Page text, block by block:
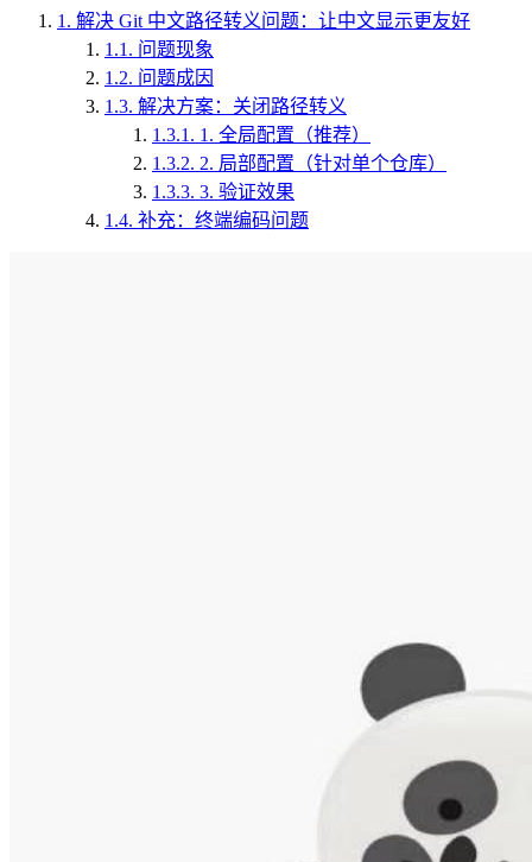
1. 解决 Git 中文路径转义问题：让中文显示更友好
1.1. 问题现象
1.2. 问题成因
1.3. 解决方案：关闭路径转义
1.3.1. 1. 全局配置（推荐）
1.3.2. 2. 局部配置（针对单个仓库）
1.3.3. 3. 验证效果
1.4. 补充：终端编码问题